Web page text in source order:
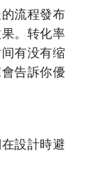
流程發布
。转化率
有没有缩
告訴你優
設計時避